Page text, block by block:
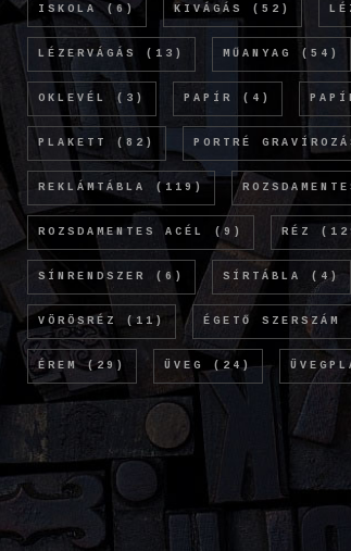
ISKOLA (6) KIVÁGÁS (52)
LÉZERVÁGÁS (13) MŰANYAG (54)
OKLEVÉL (3) PAPÍR (4)
PLAKETT (82) PORTRÉ
REKLÁMTÁBLA (119)
ROZSDAMENTES ACÉL (9) RÉZ
SÍNRENDSZER (6) SÍRTÁBLA (4)
VÖRÖSRÉZ (11) ÉGETŐ SZERSZÁM
ÉREM(29) ÜVEG (24)